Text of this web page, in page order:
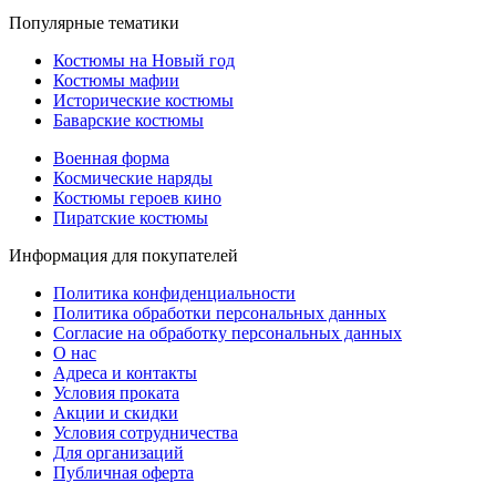
Популярные тематики
Костюмы на Новый год
Костюмы мафии
Исторические костюмы
Баварские костюмы
Военная форма
Космические наряды
Костюмы героев кино
Пиратские костюмы
Информация для покупателей
Политика конфиденциальности
Политика обработки персональных данных
Согласие на обработку персональных данных
О нас
Адреса и контакты
Условия проката
Акции и скидки
Условия сотрудничества
Для организаций
Публичная оферта